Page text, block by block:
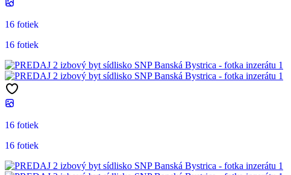
16 fotiek
16 fotiek
16 fotiek
16 fotiek